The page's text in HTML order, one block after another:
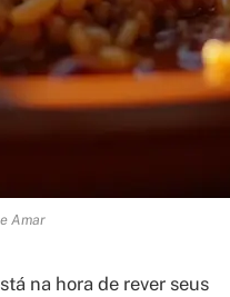
Amar
na hora de rever seus